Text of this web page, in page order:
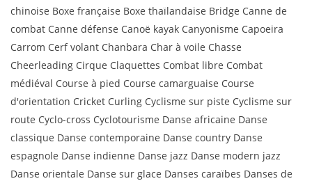
chinoise Boxe française Boxe thaïlandaise Bridge Canne de
combat Canne défense Canoë kayak Canyonisme Capoeira
Carrom Cerf volant Chanbara Char à voile Chasse
Cheerleading Cirque Claquettes Combat libre Combat
médiéval Course à pied Course camarguaise Course
d'orientation Cricket Curling Cyclisme sur piste Cyclisme sur
route Cyclo-cross Cyclotourisme Danse africaine Danse
classique Danse contemporaine Danse country Danse
espagnole Danse indienne Danse jazz Danse modern jazz
Danse orientale Danse sur glace Danses caraïbes Danses de